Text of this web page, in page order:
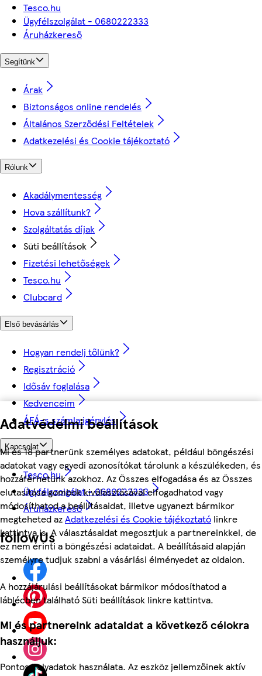
Adatvédelmi beállítások
Mi és 18 partnerünk személyes adatokat, például böngészési
adatokat vagy egyedi azonosítókat tárolunk a készülékeden, és
hozzáférhetünk azokhoz. Az Összes elfogadása és az Összes
elutasítása gombok kiválasztásával elfogadhatod vagy
módosíthatod a beállításaidat, illetve ugyanezt bármikor
megteheted azAdatkezelési és Cookie tájékoztató linkre
kattintva is. A választásaidat megosztjuk a partnereinkkel, de
ez nem érinti a böngészési adataidat. A beállításaid alapján
személyre tudjuk szabni a vásárlási élményedet az oldalon.
A hozzájárulási beállításokat bármikor módosíthatod a
láblécben található Süti beállítások linkre kattintva.
Mi és partnereink adataidat a következő célokra
használjuk:
Pontos helyadatok használata. Az eszköz jellemzőinek aktív
Tesco.hu
Ügyfélszolgálat - 0680222333
Áruházkereső
Segítünk
Árak
Biztonságos online rendelés
Általános Szerződési Feltételek
Adatkezelési és Cookie tájékoztató
Rólunk
Akadálymentesség
Hova szállítunk?
Szolgáltatás díjak
Süti beállítások
Fizetési lehetőségek
Tesco.hu
Clubcard
Első bevásárlás
Hogyan rendelj tőlünk?
Regisztráció
Idősáv foglalása
Kedvenceim
ÁFÁ-s számla igénylés
Kapcsolat
Tesco.hu
Ügyfélszolgálat - 0680222333
Áruházkereső
followUs